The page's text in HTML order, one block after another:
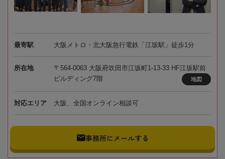
最寄駅 大阪メトロ・北大阪急行電鉄「江坂駅」徒歩1分
所在地
〒564-0063 大阪府吹田市江坂町1-13-33 HF江坂駅前
ビルディング7階
地図
対応エリア 大阪、全国オンライン相談可
事務所にメールする